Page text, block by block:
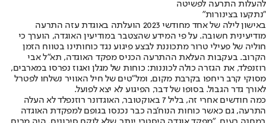
להעלות התרעה לפשיטה
"נתקעו בצינורות"
באישון לילה של אחד מחודשי 2023 הועלתה באוגדת עזה התרעה
מודיעינית חשובה. על פי המידע שהצטבר במודיעין האוגדה, הוערך כי
חוליה של פעילי טרור מתכוננת לבצע פיגוע נגד כוחותינו בטווח הזמן
הקרוב. בעקבות העלאת ההתרעה הכניס מפקד האוגדה, תא"ל אבי
רוזנפלד, את הגזרה כולה לכוננות: כוחות של מגלן ואגוז נפרסו במארבים,
מסוקי קרב ריחפו בקרבת מקום, ומל"טים של חיל האוויר נשלחו לפטרל
לאורך גדר הגבול. בסופו של דבר, הפיגוע לא יצא לפועל.
כמה חודשים אחרי זה, בליל 7 באוקטובר, האוגדונר רוזנפלד לא העלה
התרעה, גם כאשר כוחות הנוח'בה כבר נכנסו בגופם למפקדת האוגדה